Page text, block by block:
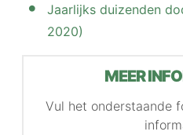
Jaarlijks duizenden
2020)
MEER
Vul het onderstaande